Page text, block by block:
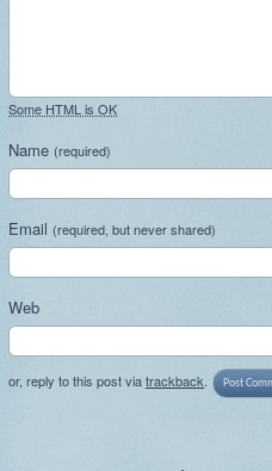
Some HTML is OK
Name (required)
Email (required, but never shared)
Web
or, reply to this post viatrackback